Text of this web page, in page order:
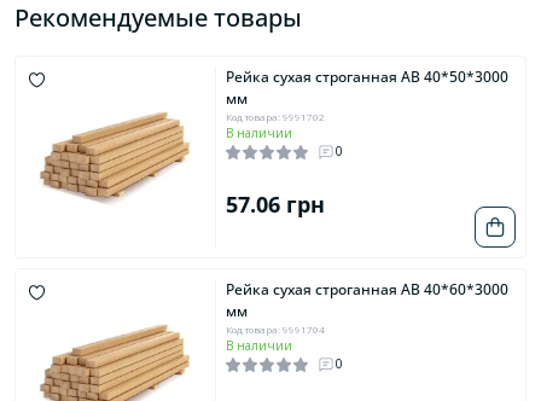
Рекомендуемые товары
Рейка сухая строганная AB 40*50*3000
мм
Код товара: 9991702
В наличии
0
57.06 грн
Рейка сухая строганная AB 40*60*3000
мм
Код товара: 9991704
В наличии
0